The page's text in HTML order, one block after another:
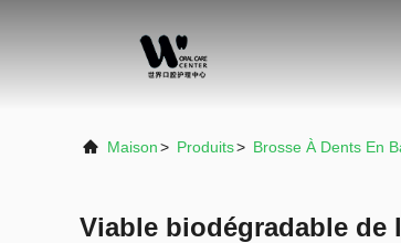
Maison> Produits> Brosse À Dents En
Viable biodégradable de